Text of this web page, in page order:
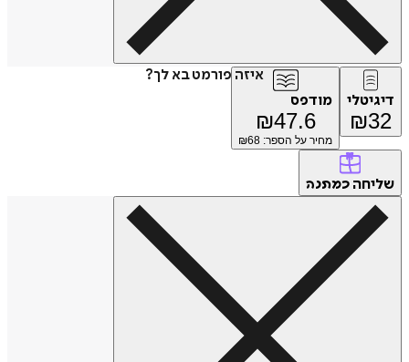
איזה פורמט בא לך?
דיגיטלי
₪32
מודפס
₪47.6
מחיר על הספר: ₪ 68
שליחה כמתנה